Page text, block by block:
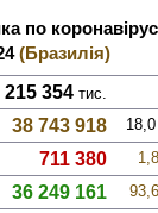
по
(Бразилія)
215 354 тис.
38 743 918 18,0
711 380 1,8
36 249 161 93,6